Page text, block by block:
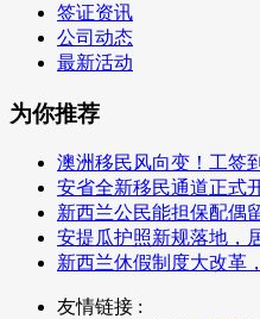
签证资讯
公司动态
最新活动
为你推荐
澳洲移民风向变！工签
安省全新移民通道正式
新西兰公民能担保配偶
安提瓜护照新规落地，
新西兰休假制度大改革
友情链接 :